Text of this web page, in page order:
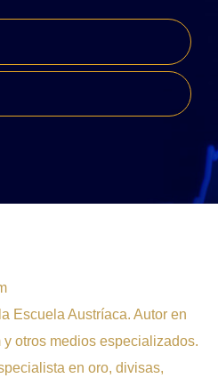
Escuela Austríaca. Autor en
otros medios especializados.
en oro, divisas,